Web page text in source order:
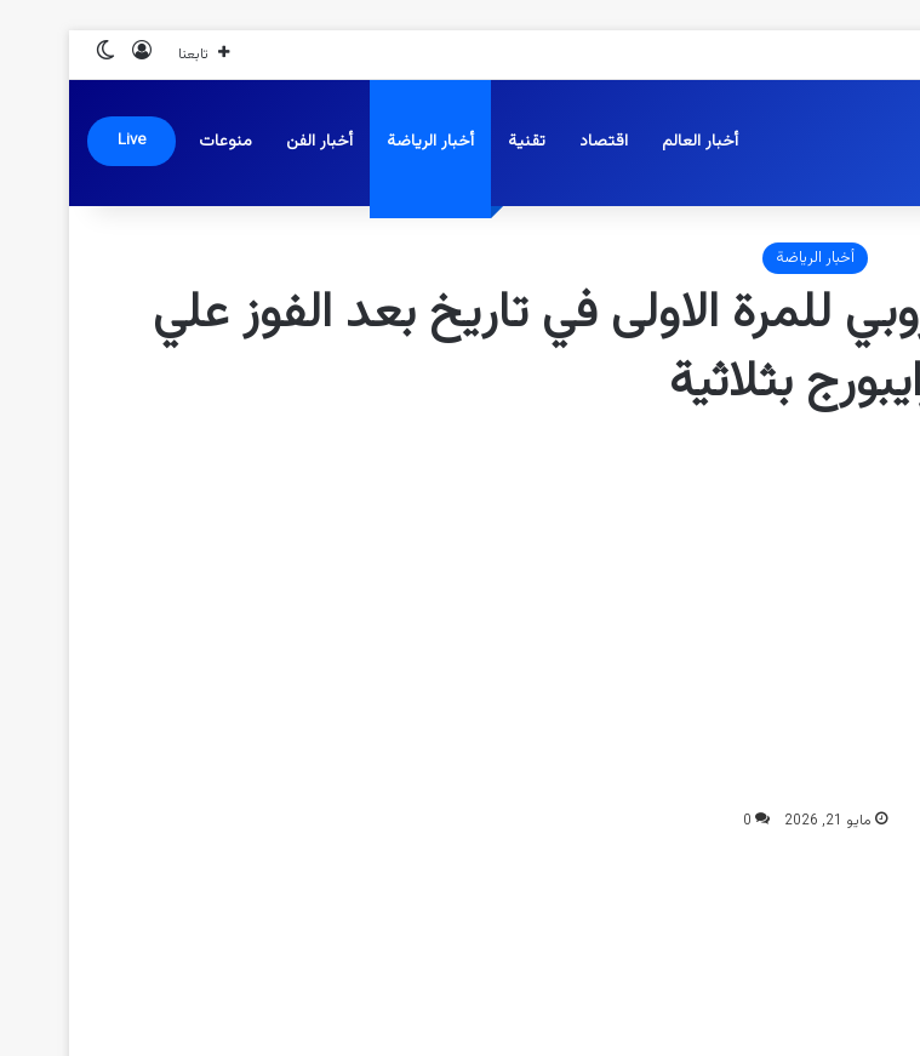
تابعنا تسجيل الدخول
أخبار العالم اقتصاد تقنية أخبار الرياضة أخبار الفن منوعات Live
أخبار الرياضة
للمرة الاولى في تاريخ بعد الفوز علي
بثلاثية
مايو 21, 2026 0